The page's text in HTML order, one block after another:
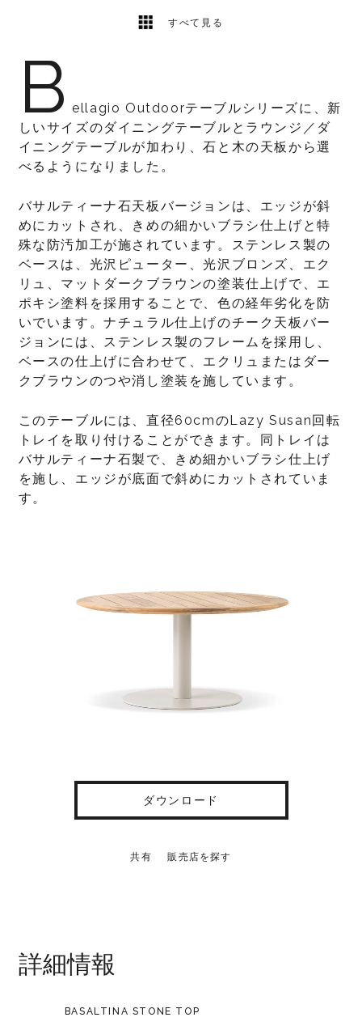
すべて見る
B ellagio Outdoorテーブルシリーズに、新
しいサイズのダイニングテーブルとラウンジ／ダ
イニングテーブルが加わり、石と木の天板から選
べるようになりました。
バサルティーナ石天板バージョンは、エッジが斜
めにカットされ、きめの細かいブラシ仕上げと特
殊な防汚加工が施されています。ステンレス製の
ベースは、光沢ピューター、光沢ブロンズ、エク
リュ、マットダークブラウンの塗装仕上げで、エ
ポキシ塗料を採用することで、色の経年劣化を防
いでいます。ナチュラル仕上げのチーク天板バー
ジョンには、ステンレス製のフレームを採用し、
ベースの仕上げに合わせて、エクリュまたはダー
クブラウンのつや消し塗装を施しています。
このテーブルには、直径60cmのLazy Susan回転
トレイを取り付けることができます。同トレイは
バサルティーナ石製で、きめ細かいブラシ仕上げ
を施し、エッジが底面で斜めにカットされていま
す。
ダウンロード
共有 販売店を探す
詳細情報
BASALTINA STONE TOP